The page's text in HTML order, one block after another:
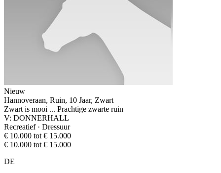
Nieuw
Hannoveraan, Ruin, 10 Jaar, Zwart
Zwart is mooi ... Prachtige zwarte ruin
V: DONNERHALL
Recreatief · Dressuur
€ 10.000 tot € 15.000
€ 10.000 tot € 15.000
DE